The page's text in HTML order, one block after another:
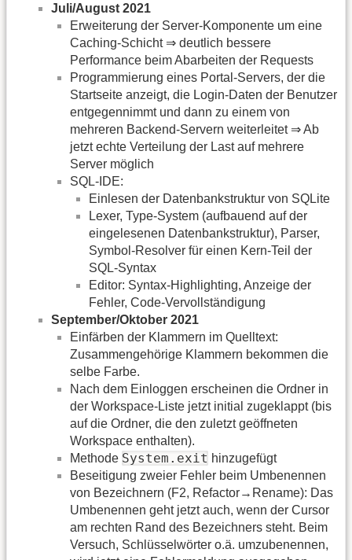
Juli/August 2021
Erweiterung der Server-Komponente um eine
Caching-Schicht ⇒ deutlich bessere
Performance beim Abarbeiten der Requests
Programmierung eines Portal-Servers, der die
Startseite anzeigt, die Login-Daten der Benutzer
entgegennimmt und dann zu einem von
mehreren Backend-Servern weiterleitet ⇒ Ab
jetzt echte Verteilung der Last auf mehrere
Server möglich
SQL-IDE:
Einlesen der Datenbankstruktur von SQLite
Lexer, Type-System (aufbauend auf der
eingelesenen Datenbankstruktur), Parser,
Symbol-Resolver für einen Kern-Teil der
SQL-Syntax
Editor: Syntax-Highlighting, Anzeige der
Fehler, Code-Vervollständigung
September/Oktober 2021
Einfärben der Klammern im Quelltext:
Zusammengehörige Klammern bekommen die
selbe Farbe.
Nach dem Einloggen erscheinen die Ordner in
der Workspace-Liste jetzt initial zugeklappt (bis
auf die Ordner, die den zuletzt geöffneten
Workspace enthalten).
Methode System.exit hinzugefügt
Beseitigung zweier Fehler beim Umbenennen
von Bezeichnern (F2, Refactor→Rename): Das
Umbenennen geht jetzt auch, wenn der Cursor
am rechten Rand des Bezeichners steht. Beim
Versuch, Schlüsselwörter o.ä. umzubenennen,